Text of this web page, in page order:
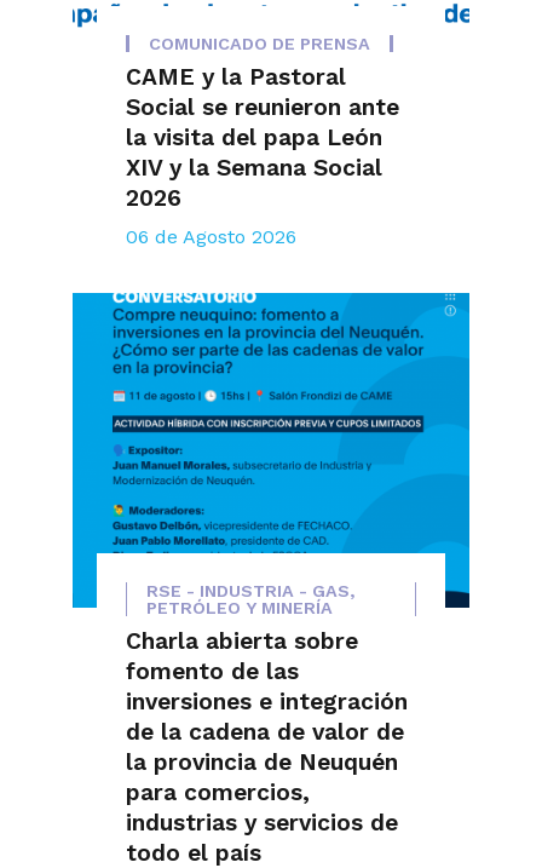
COMUNICADO DE PRENSA
CAME y la Pastoral
Social se reunieron ante
la visita del papa León
XIV y la Semana Social
2026
06 de Agosto 2026
RSE - INDUSTRIA - GAS,
PETRÓLEO Y MINERÍA
Charla abierta sobre
fomento de las
inversiones e integración
de la cadena de valor de
la provincia de Neuquén
para comercios,
industrias y servicios de
todo el país